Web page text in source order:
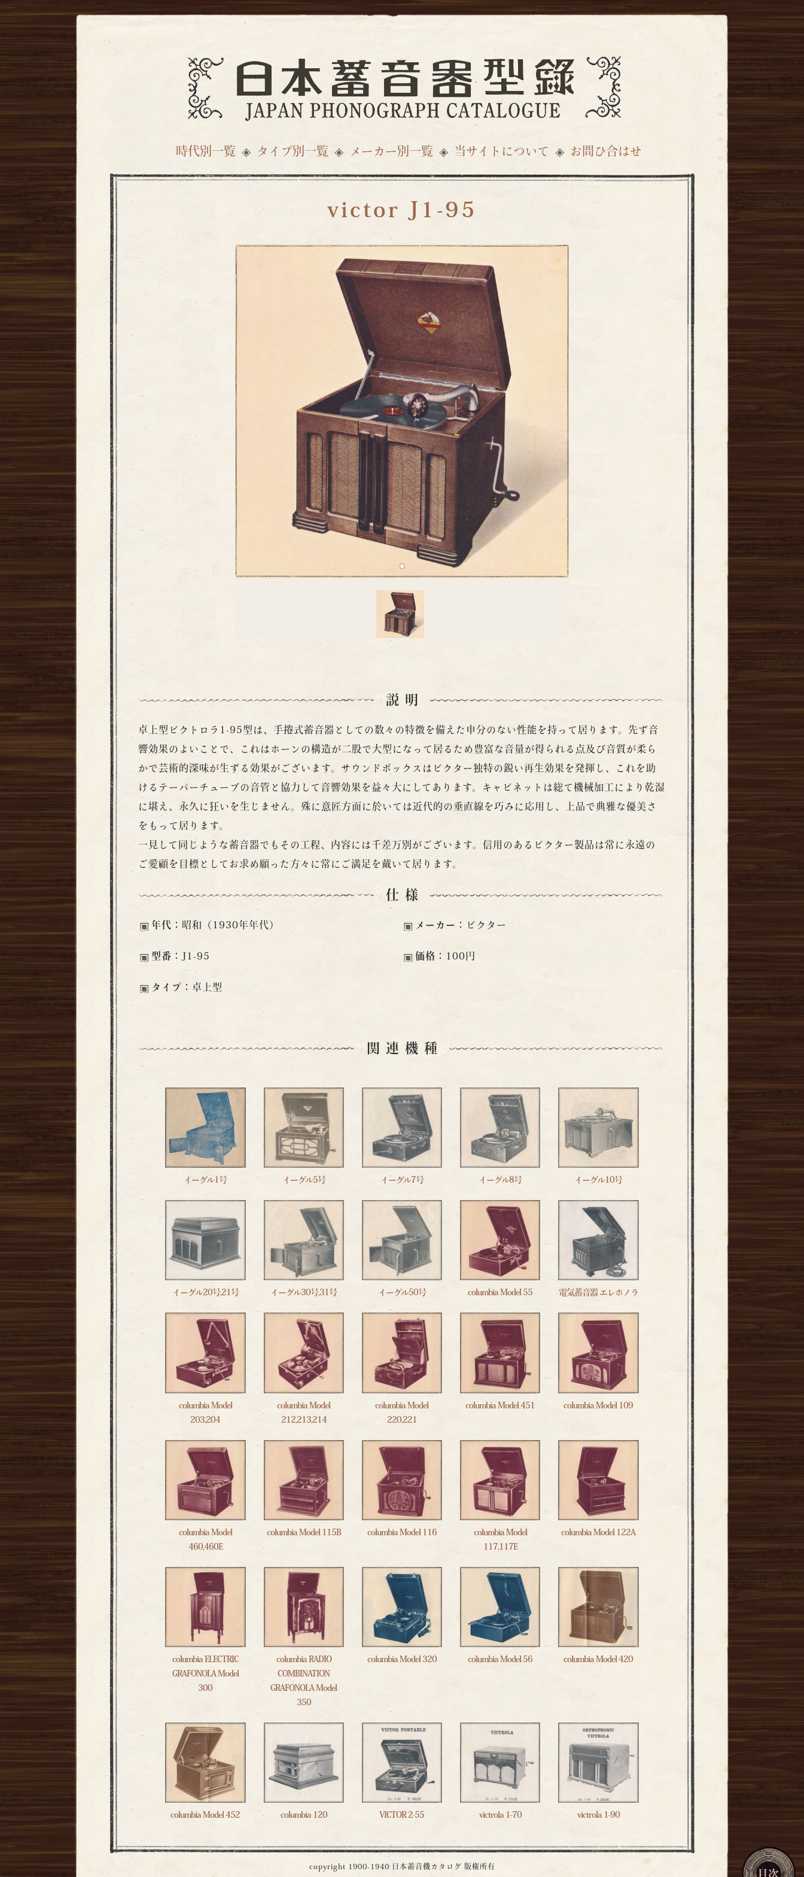
時代別一覧 タイプ別一覧 メーカー別一覧 当サイトについて お問ひ合はせ
victor J1-95
説明
卓上型ビクトロラ1-95型は、手捲式蓄音器としての数々の特徴を備えた申分のない性能を持って居ります。先ず音
響効果のよいことで、これはホーンの構造が二股で大型になって居るため豊富な音量が得られる点及び音質が柔ら
かで芸術的深味が生ずる効果がございます。サウンドボックスはビクター独特の鋭い再生効果を発揮し、これを助
けるテーパーチューブの音管と協力して音響効果を益々大にしてあります。キャビネットは総て機械加工により乾湿
に堪え、永久に狂いを生じません。殊に意匠方面に於いては近代的の垂直線を巧みに応用し、上品で典雅な優美さ
をもって居ります。
一見して同じような蓄音器でもその工程、内容には千差万別がございます。信用のあるビクター製品は常に永遠の
ご愛顧を目標としてお求め願った方々に常にご満足を戴いて居ります。
仕様
年代： 昭和（1930年年代） メーカー： ビクター
型番： J1-95 価格： 100円
タイプ：卓上型
関連機種
イーグル1号 イーグル5号 イーグル7号 イーグル8号 イーグル10号
イーグル20号,21号 イーグル30号,31号 イーグル50号 columbia Model 55 電気蓄音器 エレホノラ
columbia Model
203,204
columbia Model
212,213,214
columbia Model
220,221
columbia Model 451 columbia Model 109
columbia Model
460,460E
columbia Model 115B columbia Model 116
columbia Model
117,117E
columbia Model 122A
columbia ELECTRIC
GRAFONOLA Model
300
columbia RADIO
COMBINATION
GRAFONOLA Model
350
columbia Model 320 columbia Model 56 columbia Model 420
columbia Model 452 columbia 120 VICTOR 2-55 victrola 1-70 victrola 1-90
copyright 1900-1940 日本蓄音機カタログ 版権所有